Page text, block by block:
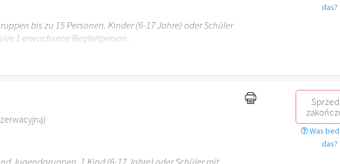
das?
bis zu 15 Personen. Kinder (6-17 Jahre) oder Schüler
1 erwachsene Begleitperson.
6 Jahren ist der Ostergarten Stuttgart nicht
Was
das?